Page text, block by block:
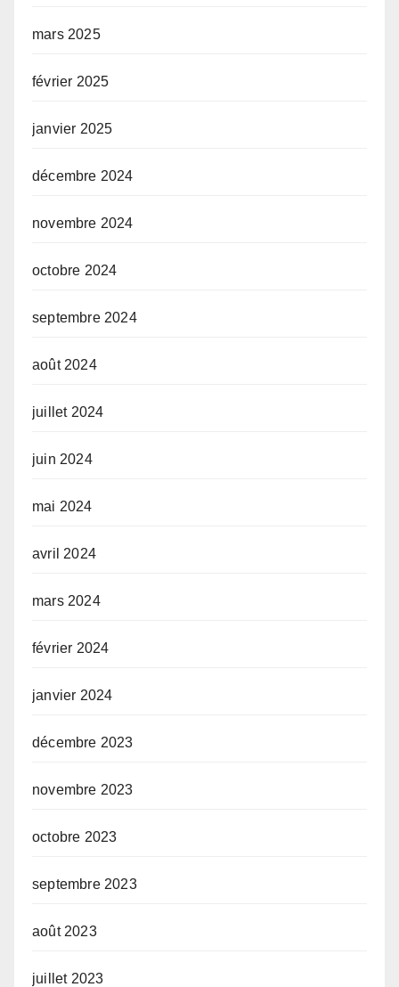
mars 2025
février 2025
janvier 2025
décembre 2024
novembre 2024
octobre 2024
septembre 2024
août 2024
juillet 2024
juin 2024
mai 2024
avril 2024
mars 2024
février 2024
janvier 2024
décembre 2023
novembre 2023
octobre 2023
septembre 2023
août 2023
juillet 2023